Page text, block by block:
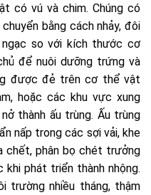
có vú và chim. Chúng có
bằng cách nhảy, đôi
ngạc so với kích thước cơ
để nuôi dưỡng trứng và
được đẻ trên cơ thể vật
hoặc các khu vực xung
thành ấu trùng. Ấu trùng
nấp trong các sợi vải, khe
chết, phân bọ chét trưởng
phát triển thành nhộng.
trường nhiều tháng, thậm